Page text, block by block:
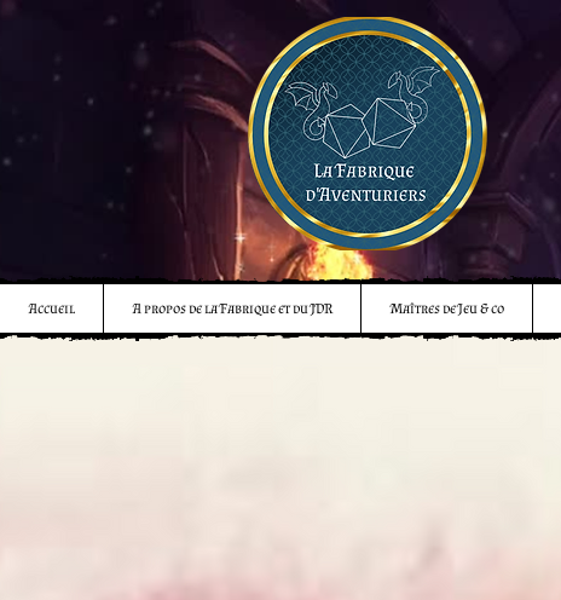
Accueil A propos de la Fabrique et du JDR Maîtres de Jeu & co